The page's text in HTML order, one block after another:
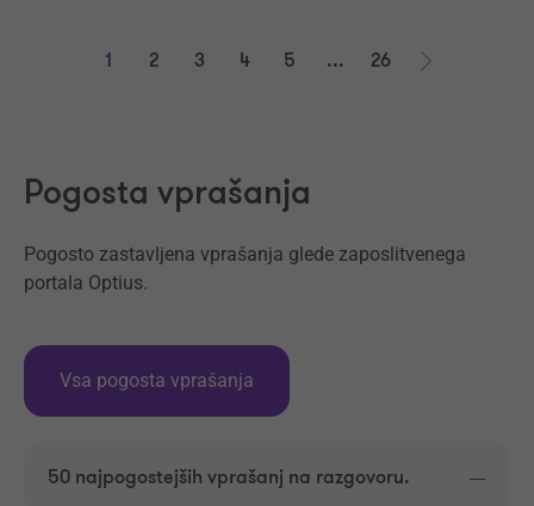
1 2 3 4 5 ...
26
Pogosta vprašanja
Pogosto zastavljena vprašanja glede zaposlitvenega
portala Optius.
Vsa pogosta vprašanja
50 najpogostejših vprašanj na razgovoru.